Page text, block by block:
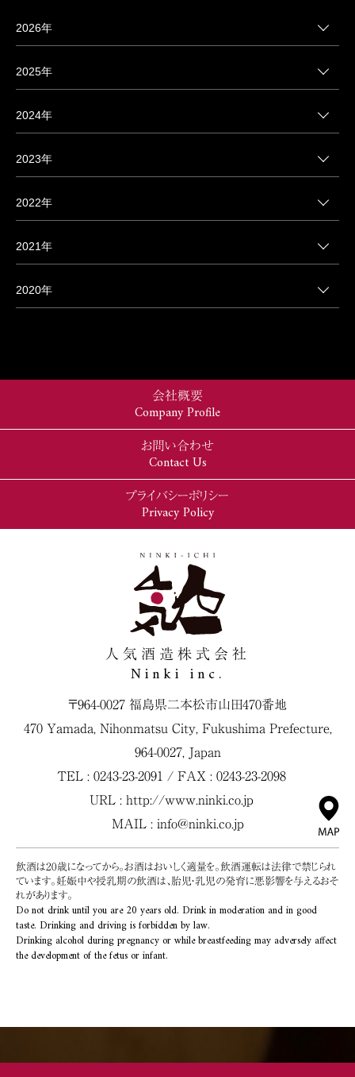
2026年
2025年
2024年
2023年
2022年
2021年
2020年
会社概要
Company Profile
お問い合わせ
Contact Us
プライバシーポリシー
Privacy Policy
人気酒造株式会社
Ninki inc.
〒964-0027 福島県二本松市山田470番地
470 Yamada, Nihonmatsu City, Fukushima Prefecture,
964-0027, Japan
TEL : 0243-23-2091 / FAX : 0243-23-2098
URL : http://www.ninki.co.jp
MAIL : info@ninki.co.jp
飲酒は20歳になってから。お酒はおいしく適量を。飲酒運転は法律で禁じられ
ています。妊娠中や授乳期の飲酒は、胎児・乳児の発育に悪影響を与えるおそ
れがあります。
Do not drink until you are 20 years old. Drink in moderation and in good
taste. Drinking and driving is forbidden by law.
Drinking alcohol during pregnancy or while breastfeeding may adversely affect
the development of the fetus or infant.